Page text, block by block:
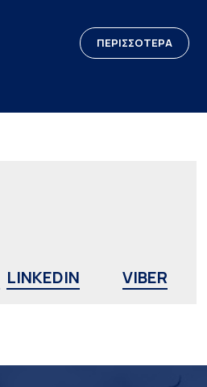
ΠΕΡΙΣΣΟΤΕΡΑ
LINKEDIN VIBER